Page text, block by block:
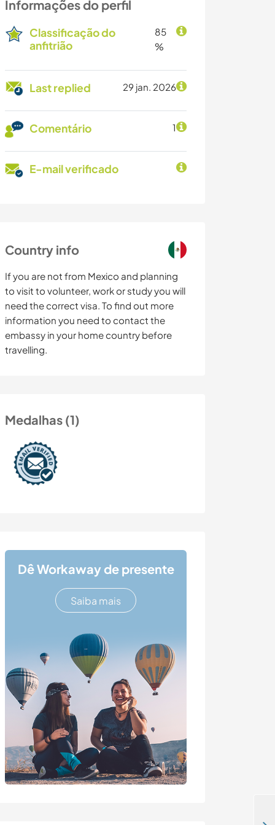
Informações do perfil
Classificação do
anfitrião
85
%
Last replied 29 jan. 2026
Comentário 1
E-mail verificado
Country info
If you are not from Mexico and planning
to visit to volunteer, work or study you will
need the correct visa. To find out more
information you need to contact the
embassy in your home country before
travelling.
Medalhas (1)
Dê Workaway de presente
Saiba mais